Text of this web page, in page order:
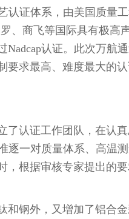
认证体系，由美国质量
、商飞等国际具有极高
认证。此次万航
要求最高、难度最大的
了认证工作团队，在认
逐一对质量体系、高温
，根据审核专家提出的
和钢外，又增加了铝合